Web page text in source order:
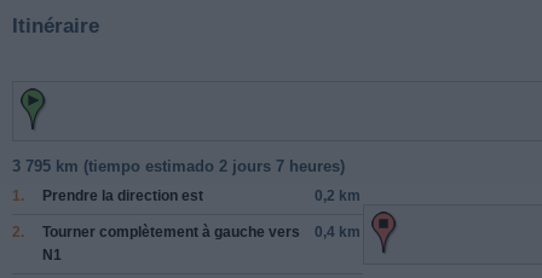
Itinéraire
3 795 km (tiempo estimado 2 jours 7 heures)
1. Prendre la direction est 0,2 km
2. Tourner complètement à gauche vers
N1
0,4 km